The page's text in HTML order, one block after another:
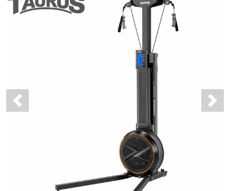
Previous Next